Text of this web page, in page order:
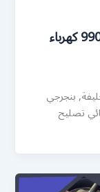
كراج ابو حليفة | كراج متنقل 99007355 كهرباء
بنجرجي
تصليح